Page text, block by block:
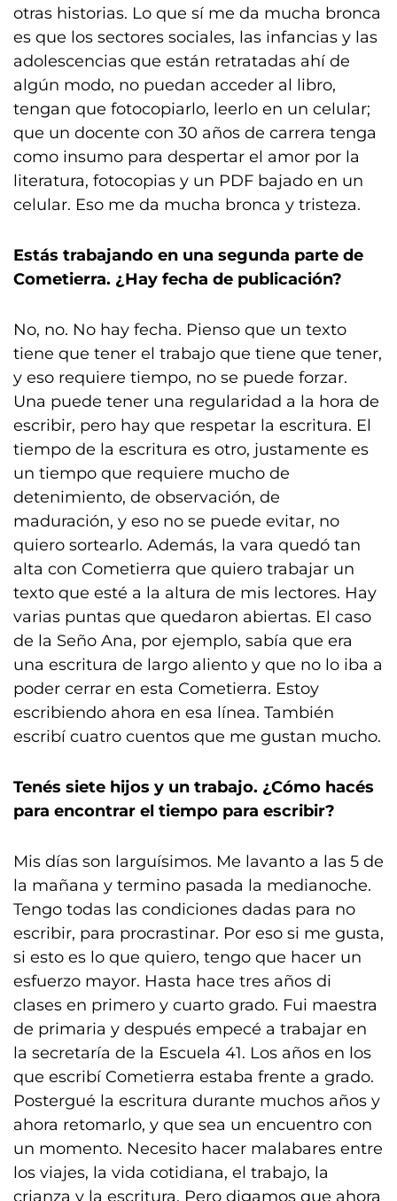
otras historias. Lo que sí me da mucha bronca
es que los sectores sociales, las infancias y las
adolescencias que están retratadas ahí de
algún modo, no puedan acceder al libro,
tengan que fotocopiarlo, leerlo en un celular;
que un docente con 30 años de carrera tenga
como insumo para despertar el amor por la
literatura, fotocopias y un PDF bajado en un
celular. Eso me da mucha bronca y tristeza.
Estás trabajando en una segunda parte de
Cometierra. ¿Hay fecha de publicación?
No, no. No hay fecha. Pienso que un texto
tiene que tener el trabajo que tiene que tener,
y eso requiere tiempo, no se puede forzar.
Una puede tener una regularidad a la hora de
escribir, pero hay que respetar la escritura. El
tiempo de la escritura es otro, justamente es
un tiempo que requiere mucho de
detenimiento, de observación, de
maduración, y eso no se puede evitar, no
quiero sortearlo. Además, la vara quedó tan
alta con Cometierra que quiero trabajar un
texto que esté a la altura de mis lectores. Hay
varias puntas que quedaron abiertas. El caso
de la Seño Ana, por ejemplo, sabía que era
una escritura de largo aliento y que no lo iba a
poder cerrar en esta Cometierra. Estoy
escribiendo ahora en esa línea. También
escribí cuatro cuentos que me gustan mucho.
Tenés siete hijos y un trabajo. ¿Cómo hacés
para encontrar el tiempo para escribir?
Mis días son larguísimos. Me lavanto a las 5 de
la mañana y termino pasada la medianoche.
Tengo todas las condiciones dadas para no
escribir, para procrastinar. Por eso si me gusta,
si esto es lo que quiero, tengo que hacer un
esfuerzo mayor. Hasta hace tres años di
clases en primero y cuarto grado. Fui maestra
de primaria y después empecé a trabajar en
la secretaría de la Escuela 41. Los años en los
que escribí Cometierra estaba frente a grado.
Postergué la escritura durante muchos años y
ahora retomarlo, y que sea un encuentro con
un momento. Necesito hacer malabares entre
los viajes, la vida cotidiana, el trabajo, la
crianza y la escritura. Pero digamos que ahora